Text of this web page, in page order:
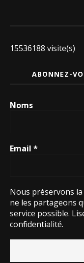
15536188 visite(s)
ABONNEZ-
Noms
Email *
Nous préservons
ne les partageons
service possible.
confidentialité.